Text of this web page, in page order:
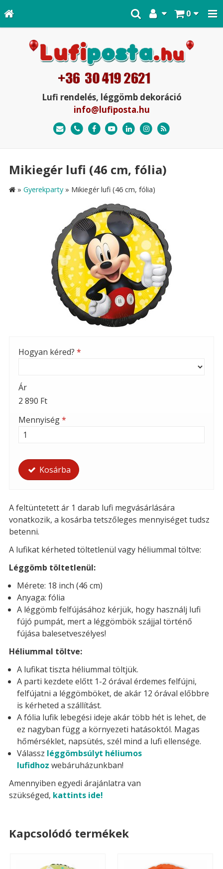
0
Lufi rendelés, léggömb dekoráció
info@lufiposta.hu
Mikiegér lufi (46 cm, fólia)
» Gyerekparty » Mikiegér lufi (46 cm, fólia)
Hogyan kéred? *
Ár
2 890 Ft
Mennyiség*
Kosárba
A feltüntetett ár 1 darab lufi megvásárlására
vonatkozik, a kosárba tetszőleges mennyiséget tudsz
betenni.
A lufikat kérheted töltetlenül vagy héliummal töltve:
Léggömb töltetlenül:
Mérete: 18 inch (46 cm)
Anyaga: fólia
A léggömb felfújásához kérjük, hogy használj lufi
fújó pumpát, mert a léggömbök szájjal történő
fújása balesetveszélyes!
Héliummal töltve:
A lufikat tiszta héliummal töltjük.
A parti kezdete előtt 1-2 órával érdemes felfújni,
felfújatni a léggömböket, de akár 12 órával előbbre
is kérheted a szállítást.
A fólia lufik lebegési ideje akár több hét is lehet, de
ez nagyban függ a környezeti hatásoktól. Magas
hőmérséklet, napsütés, szél mind a lufi ellensége.
Válassz léggömbsúlyt héliumos
lufidhoz webáruházunkban!
Amennyiben egyedi árajánlatra van
szükséged, kattints ide!
Kapcsolódó termékek